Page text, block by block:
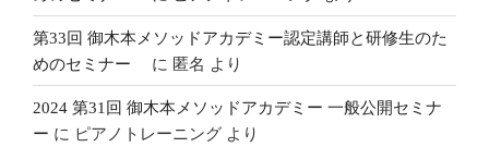
第33回 御木本メソッドアカデミー認定講師と研修生のた
めのセミナー
に 匿名 より
2024 第31回 御木本メソッドアカデミー 一般公開セミナ
ー に ピアノトレーニング より